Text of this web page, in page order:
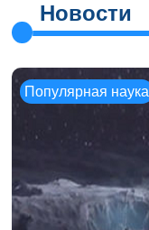
Новости
Популярная наука